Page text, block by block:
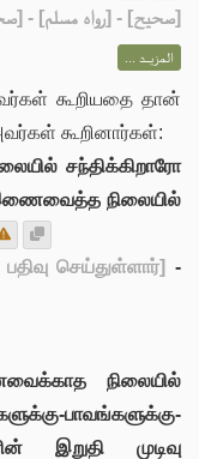
[صحيح] - [رواه مسلم] -
المزيــد ...
கூறியதை தான்
கூறினார்கள்:
சந்திக்கிறாரோ
நிலையில்
செய்துள்ளார்] -
நிலையில்
பாவங்களுக்கு-
இறுதி முடிவு